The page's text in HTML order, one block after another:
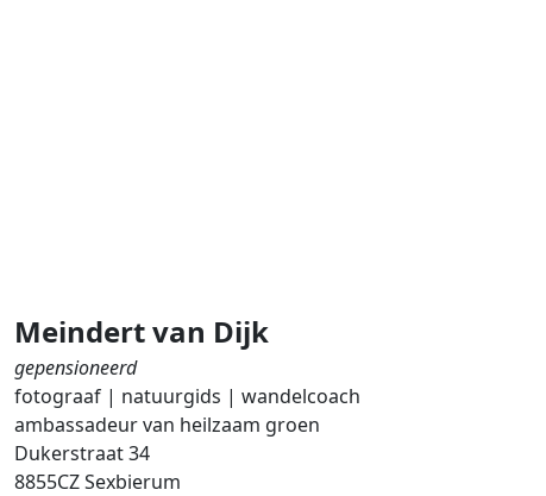
Meindert van Dijk
gepensioneerd
fotograaf | natuurgids | wandelcoach
ambassadeur van heilzaam groen
Dukerstraat 34
8855CZ Sexbierum